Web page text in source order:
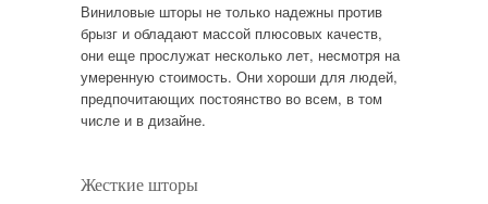
Виниловые шторы не только надежны против
брызг и обладают массой плюсовых качеств,
они еще прослужат несколько лет, несмотря на
умеренную стоимость. Они хороши для людей,
предпочитающих постоянство во всем, в том
числе и в дизайне.
Жесткие шторы